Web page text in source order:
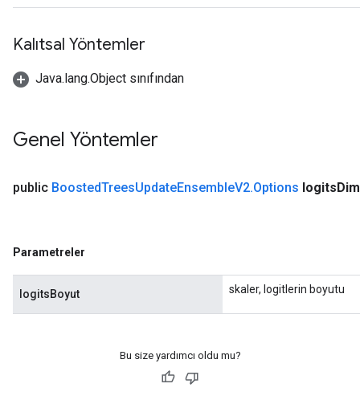
Kalıtsal Yöntemler
Java.lang.Object sınıfından
Genel Yöntemler
public BoostedTreesUpdateEnsembleV2.Options logits
Parametreler
logitsBoyut skaler, logitlerin boyutu
Bu size yardımcı oldu mu?